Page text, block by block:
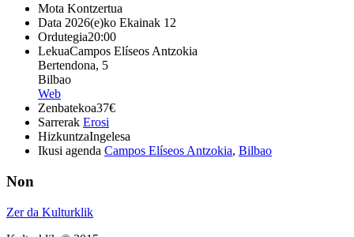
Mota Kontzertua
Data 2026(e)ko Ekainak 12
Ordutegia20:00
LekuaCampos Elíseos Antzokia
Bertendona, 5
Bilbao
Web
Zenbatekoa37€
Sarrerak Erosi
HizkuntzaIngelesa
Ikusi agenda Campos Elíseos Antzokia, Bilbao
Non
Zer da Kulturklik